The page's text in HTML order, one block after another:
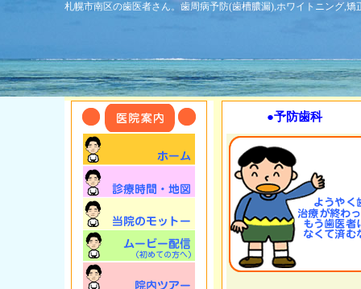
札幌市南区の歯医者さん。歯周病予防(歯槽膿漏),ホワイトニング,
●予防歯科